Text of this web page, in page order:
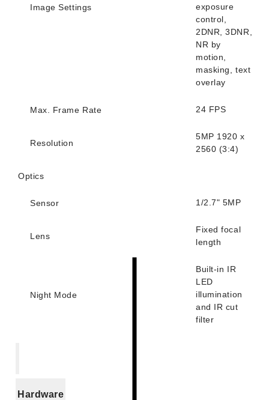
Image Settings
exposure
control,
2DNR, 3DNR,
NR by
motion,
masking, text
overlay
Max. Frame Rate 24 FPS
Resolution
5MP 1920 x
2560 (3:4)
Optics
Sensor 1/2.7" 5MP
Lens
Fixed focal
length
Night Mode
Built-in IR
LED
illumination
and IR cut
filter
Hardware